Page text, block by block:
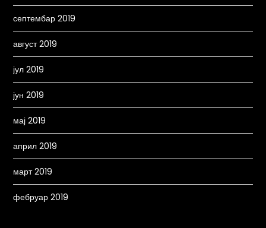
септембар 2019
август 2019
јул 2019
јун 2019
мај 2019
април 2019
март 2019
фебруар 2019